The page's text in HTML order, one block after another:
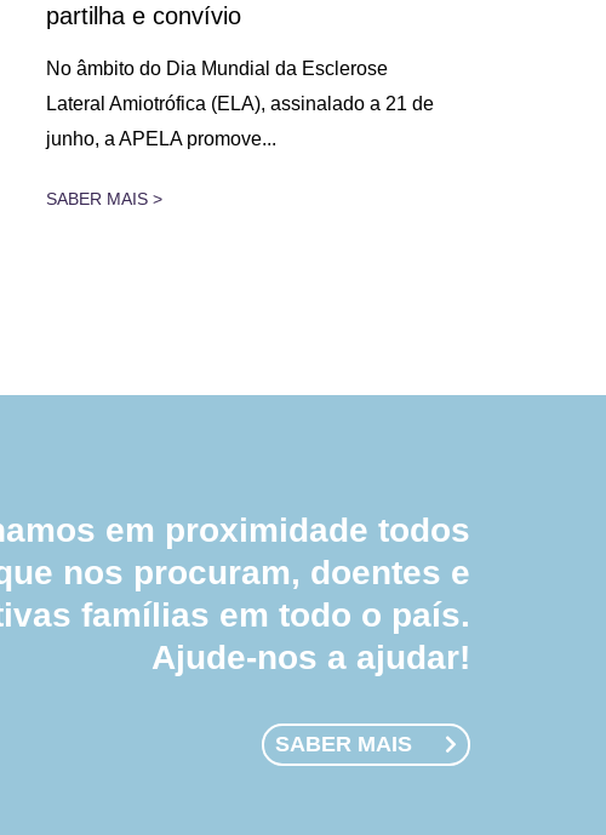
partilha e convívio
No âmbito do Dia Mundial da Esclerose
Lateral Amiotrófica (ELA), assinalado a 21 de
junho, a APELA promove...
SABER MAIS >
em proximidade todos
nos procuram, doentes e
famílias em todo o país.
Ajude-nos a ajudar!
SABER MAIS